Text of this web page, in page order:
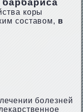
коры
составом, в
болезней